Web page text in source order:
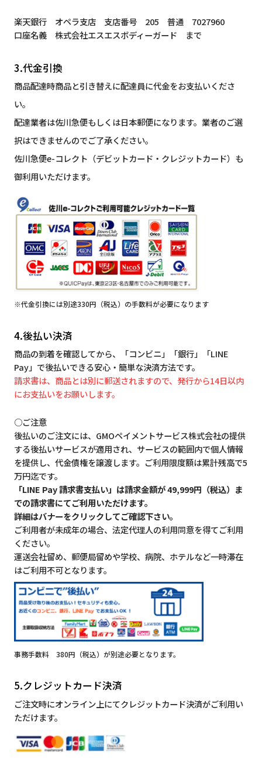
楽天銀行 オペラ支店 支店番号 205 普通 7027960
口座名義 株式会社エスエスボディーガード まで
3.代金引換
商品配達時商品と引き替えに配達員に代金をお支払いくださ
い。
配達業者は佐川急便もしくは日本郵便になります。業者のご選
択はできませんのでご了承ください。
佐川急便e-コレクト（デビットカード・クレジットカード）も
御利用いただけます。
※代金引換には別途330円（税込）の手数料が必要になります
4.後払い決済
商品の到着を確認してから、「コンビニ」「銀行」「LINE
Pay」で後払いできる安心・簡単な決済方法です。
請求書は、商品とは別に郵送されますので、発行から14日以内
にお支払いをお願いします。
○ご注意
後払いのご注文には、GMOペイメントサービス株式会社の提供
する後払いサービスが適用され、サービスの範囲内で個人情報
を提供し、代金債権を譲渡します。ご利用限度額は累計残高で5
万円迄です。
「LINE Pay 請求書支払い」は請求金額が 49,999円（税込）ま
での請求書にてご利用いただけます。
詳細はバナーをクリックしてご確認下さい。
ご利用者が未成年の場合、法定代理人の利用同意を得てご利用
ください。
運送会社留め、郵便局留めや学校、病院、ホテルなど一時滞在
はご利用不可となります。
事務手数料 380円（税込）が別途必要となります。
5.クレジットカード決済
ご注文時にオンライン上にてクレジットカード決済がご利用い
ただけます。